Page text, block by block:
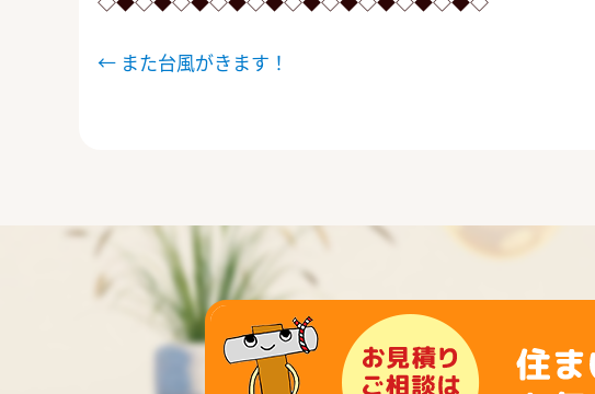
稿
ゲ
ー
← また台風がきます！